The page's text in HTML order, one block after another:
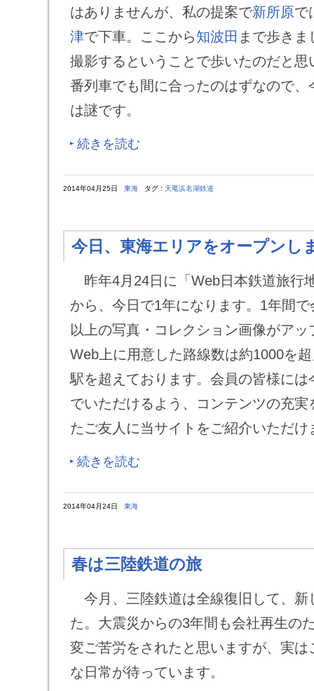
はありませんが、私の提案で新所原で
津で下車。ここから知波田 まで歩き
撮影するということで歩いたのだと思
番列車でも間に合ったのはずなので
は謎です。
続きを読む
2014年04月25日 東海 タグ : 天竜浜名湖鉄道
今日、東海エリアをオープンし
昨年4月24日に「Web日本鉄道旅行
から、今日で1年になります。1年間
以上の写真・コレクション画像がア
Web上に用意した路線数は約1000を
駅を超えております。会員の皆様に
でいただけるよう、コンテンツの充
たご友人に当サイトをご紹介いただ
続きを読む
2014年04月24日 東海
春は三陸鉄道の旅
今月、三陸鉄道は全線復旧して、新
た。大震災からの3年間も会社再生の
変ご苦労をされたと思いますが、実
な日常が待っています。